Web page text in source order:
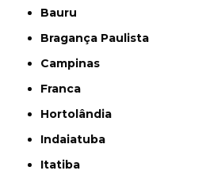
Bauru
Bragança Paulista
Campinas
Franca
Hortolândia
Indaiatuba
Itatiba